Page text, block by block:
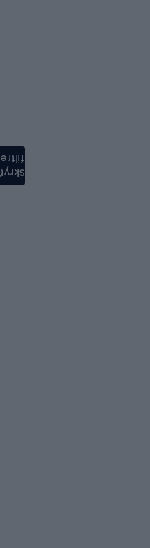
Skryť
filtre